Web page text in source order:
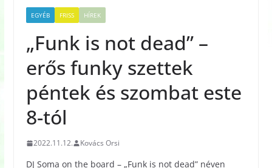
EGYÉB FRISS HÍREK
„Funk is not dead” –
erős funky szettek
péntek és szombat este
8-tól
2022.11.12. Kovács Orsi
DJ Soma on the board – „Funk is not dead” néven